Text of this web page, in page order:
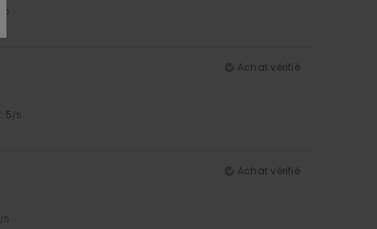
/5
Achat vérifié
: 5/5
Achat vérifié
/5